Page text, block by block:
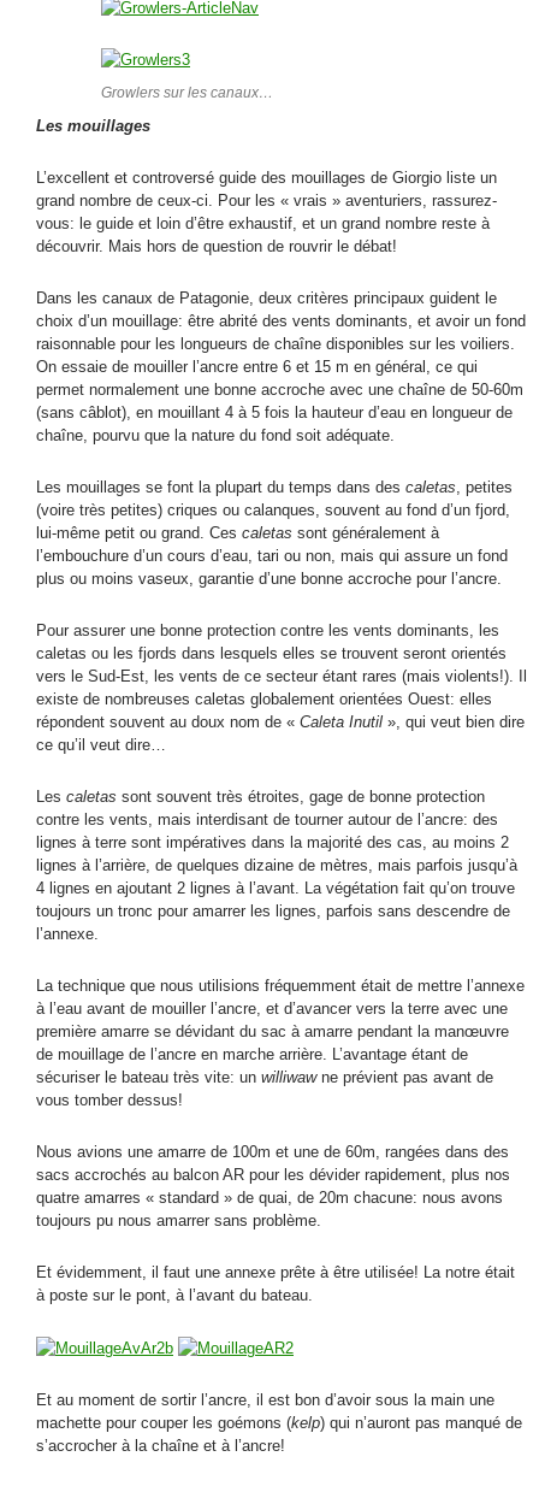
Growlers sur les canaux…
Les mouillages
L’excellent et controversé guide des mouillages de Giorgio liste un
grand nombre de ceux-ci. Pour les « vrais » aventuriers, rassurez-
vous: le guide et loin d’être exhaustif, et un grand nombre reste à
découvrir. Mais hors de question de rouvrir le débat!
Dans les canaux de Patagonie, deux critères principaux guident le
choix d’un mouillage: être abrité des vents dominants, et avoir un fond
raisonnable pour les longueurs de chaîne disponibles sur les voiliers.
On essaie de mouiller l’ancre entre 6 et 15 m en général, ce qui
permet normalement une bonne accroche avec une chaîne de 50-60m
(sans câblot), en mouillant 4 à 5 fois la hauteur d’eau en longueur de
chaîne, pourvu que la nature du fond soit adéquate.
Les mouillages se font la plupart du temps dans des caletas , petites
(voire très petites) criques ou calanques, souvent au fond d’un fjord,
lui-même petit ou grand. Ces caletas sont généralement à
l’embouchure d’un cours d’eau, tari ou non, mais qui assure un fond
plus ou moins vaseux, garantie d’une bonne accroche pour l’ancre.
Pour assurer une bonne protection contre les vents dominants, les
caletas ou les fjords dans lesquels elles se trouvent seront orientés
vers le Sud-Est, les vents de ce secteur étant rares (mais violents!). Il
existe de nombreuses caletas globalement orientées Ouest: elles
répondent souvent au doux nom de « Caleta Inutil », qui veut bien dire
ce qu’il veut dire…
Les caletas sont souvent très étroites, gage de bonne protection
contre les vents, mais interdisant de tourner autour de l’ancre: des
lignes à terre sont impératives dans la majorité des cas, au moins 2
lignes à l’arrière, de quelques dizaine de mètres, mais parfois jusqu’à
4 lignes en ajoutant 2 lignes à l’avant. La végétation fait qu’on trouve
toujours un tronc pour amarrer les lignes, parfois sans descendre de
l’annexe.
La technique que nous utilisions fréquemment était de mettre l’annexe
à l’eau avant de mouiller l’ancre, et d’avancer vers la terre avec une
première amarre se dévidant du sac à amarre pendant la manœuvre
de mouillage de l’ancre en marche arrière. L’avantage étant de
sécuriser le bateau très vite: un williwawne prévient pas avant de
vous tomber dessus!
Nous avions une amarre de 100m et une de 60m, rangées dans des
sacs accrochés au balcon AR pour les dévider rapidement, plus nos
quatre amarres « standard » de quai, de 20m chacune: nous avons
toujours pu nous amarrer sans problème.
Et évidemment, il faut une annexe prête à être utilisée! La notre était
à poste sur le pont, à l’avant du bateau.
Et au moment de sortir l’ancre, il est bon d’avoir sous la main une
machette pour couper les goémons (kelp) qui n’auront pas manqué de
s’accrocher à la chaîne et à l’ancre!